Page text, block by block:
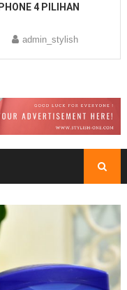
4 PILIHAN
admin_stylish